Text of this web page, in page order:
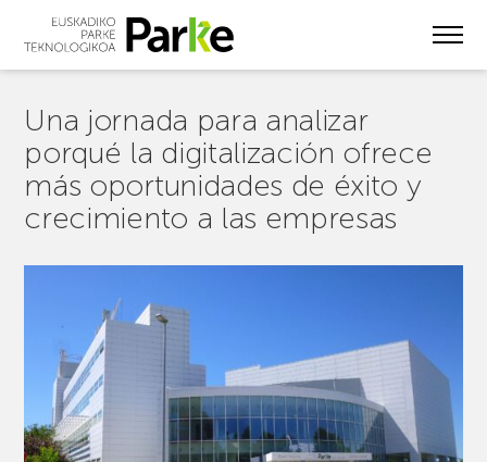
Una jornada para analizar
porqué la digitalización ofrece
más oportunidades de éxito y
crecimiento a las empresas